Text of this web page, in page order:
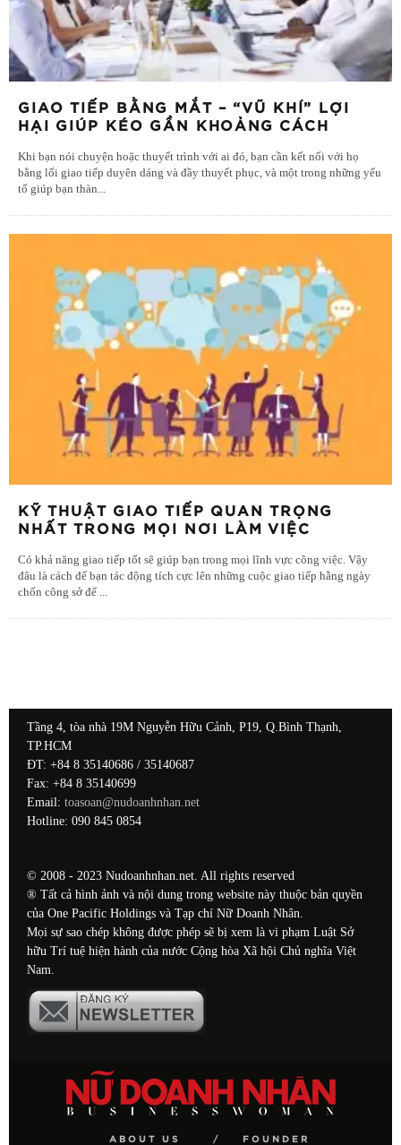
GIAO TIẾP BẰNG MẮT – “VŨ KHÍ” LỢI
HẠI GIÚP KÉO GẦN KHOẢNG CÁCH
Khi bạn nói chuyện hoặc thuyết trình với ai đó, bạn cần kết nối với họ
bằng lối giao tiếp duyên dáng và đầy thuyết phục, và một trong những yếu
tố giúp bạn thàn...
KỸ THUẬT GIAO TIẾP QUAN TRỌNG
NHẤT TRONG MỌI NƠI LÀM VIỆC
Có khả năng giao tiếp tốt sẽ giúp bạn trong mọi lĩnh vực công việc. Vậy
đâu là cách để bạn tác động tích cực lên những cuộc giao tiếp hằng ngày
chốn công sở để ...
Tầng 4, tòa nhà 19M Nguyễn Hữu Cảnh, P19, Q.Bình Thạnh,
TP.HCM
ĐT: +84 8 35140686 / 35140687
Fax: +84 8 35140699
Email: toasoan@nudoanhnhan.net
Hotline: 090 845 0854
© 2008 - 2023 Nudoanhnhan.net. All rights reserved
® Tất cả hình ảnh và nội dung trong website này thuộc bản quyền
của One Pacific Holdings và Tạp chí Nữ Doanh Nhân.
Mọi sự sao chép không được phép sẽ bị xem là vi phạm Luật Sở
hữu Trí tuệ hiện hành của nước Cộng hòa Xã hội Chủ nghĩa Việt
Nam.
ABOUT US FOUNDER